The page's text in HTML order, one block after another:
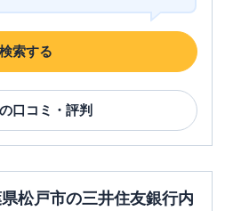
検索する
の口コミ・評判
松戸市の三井住友銀行内